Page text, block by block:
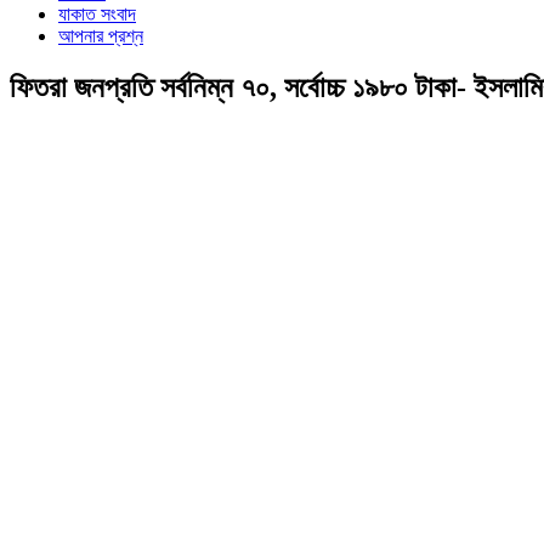
যাকাত সংবাদ
আপনার প্রশ্ন
ফিতরা জনপ্রতি সর্বনিম্ন ৭০, সর্বোচ্চ ১৯৮০ টাকা-